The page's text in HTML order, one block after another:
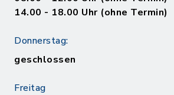
14.00 - 18.00 Uhr (ohne Termin)
Donnerstag:
geschlossen
Freitag